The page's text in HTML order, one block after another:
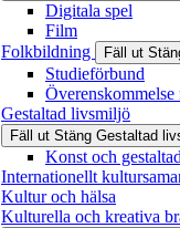
Digitala spel
Film
Folkbildning
Fäll ut
Studieförbund
Gestaltad livsmiljö
Fäll ut Stäng Gestaltad
Konst och
Internationellt
Kultur och hälsa
Kulturella och kreativa